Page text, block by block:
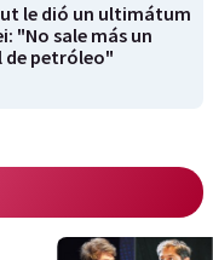
le dió un ultimátum
"No sale más un
de petróleo"